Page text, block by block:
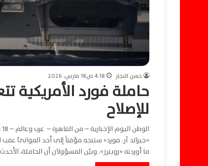
حسن النجار 4:18 ص18 مارس، 2026
حاملة فورد الأمريكية
للإصلاح
«جيرالد آر. فورد» ستتجه مؤقتاً إلى أحد الموانئ
ما أوردته «رويترز». وبيّن المسؤولان أن الحاملة،